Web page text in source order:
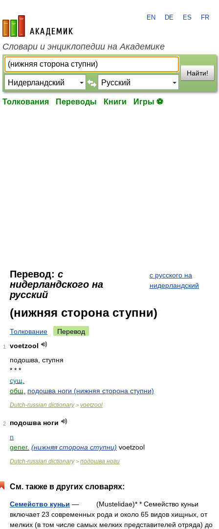
academic.ru
EN DE ES FR
Словари и энциклопедии на Академике
Найти!
Толкования Переводы Книги Игры ⚽
Перевод: с
нидерландского на
русский
с русского на
нидерландский
(нижняя сторона ступни)
Толкование Перевод
1
voetzool
подошва, ступня
* * *
сущ.
общ.
подошва ноги (нижняя сторона ступни)
Dutch-russian dictionary> voetzool
2
подошва ноги
n
gener. (нижняя сторона ступни) voetzool
Dutch-russian dictionary> подошва ноги
См. также в других словарях:
Семейство куньи — (Mustelidae)* * Семейство куньи
включает 23 современных рода и около 65 видов хищных, от
мелких (в том числе самых мелких представителей отряда) до